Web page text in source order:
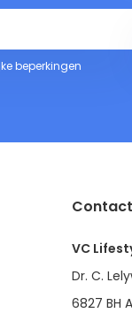
beperkingen
Contact
VC
Dr. C.
6827 BH